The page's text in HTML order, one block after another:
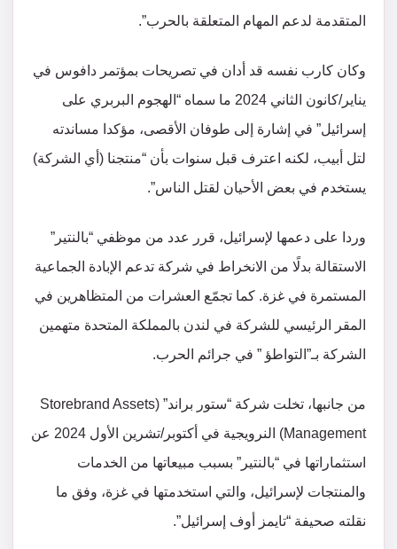
المتقدمة لدعم المهام المتعلقة بالحرب”.
وكان كارب نفسه قد أدان في تصريحات بمؤتمر دافوس في
يناير/كانون الثاني 2024 ما سماه “الهجوم البربري على
إسرائيل” في إشارة إلى طوفان الأقصى، مؤكدا مساندته
لتل أبيب، لكنه اعترف قبل سنوات بأن “منتجنا (أي الشركة)
يستخدم في بعض الأحيان لقتل الناس”.
وردا على دعمها لإسرائيل، قرر عدد من موظفي “بالنتير”
الاستقالة بدلًا من الانخراط في شركة تدعم الإبادة الجماعية
المستمرة في غزة. كما تجمّع العشرات من المتظاهرين في
المقر الرئيسي للشركة في لندن بالمملكة المتحدة متهمين
الشركة بـ”التواطؤ ” في جرائم الحرب.
من جانبها، تخلت شركة “ستور براند” (Storebrand Assets
Management) النرويجية في أكتوبر/تشرين الأول 2024 عن
استثماراتها في “بالنتير” بسبب مبيعاتها من الخدمات
والمنتجات لإسرائيل، والتي استخدمتها في غزة، وفق ما
نقلته صحيفة “تايمز أوف إسرائيل”.